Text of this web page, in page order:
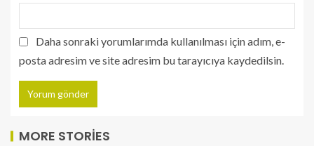
Daha sonraki yorumlarımda kullanılması için adım, e-
posta adresim ve site adresim bu tarayıcıya kaydedilsin.
MORE STORIES